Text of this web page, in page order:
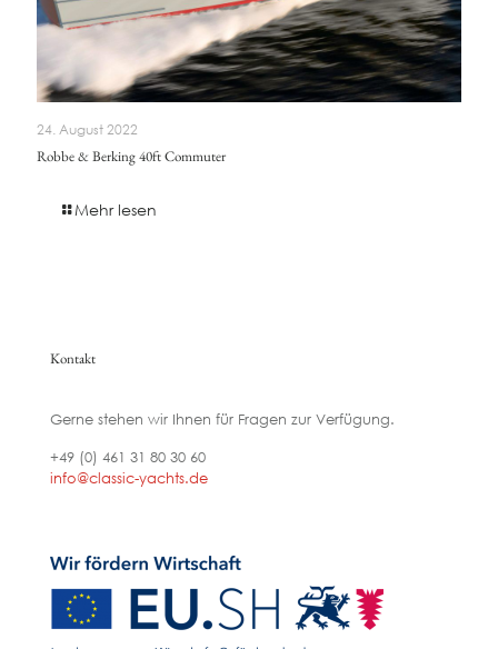
24. August 2022
Robbe & Berking 40ft Commuter
Mehr lesen
Kontakt
Gerne stehen wir Ihnen für Fragen zur Verfügung.
+49 (0) 461 31 80 30 60
info@classic-yachts.de